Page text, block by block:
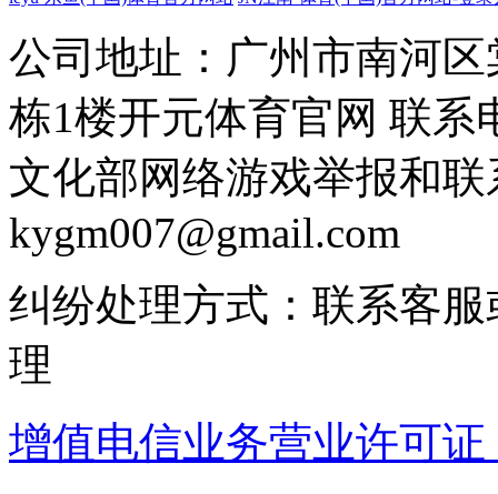
公司地址：广州市南河
栋1楼开元体育官网 联系
文化部网络游戏举报和
kygm007@gmail.com
纠纷处理方式：联系客
理
增值电信业务营业许可证